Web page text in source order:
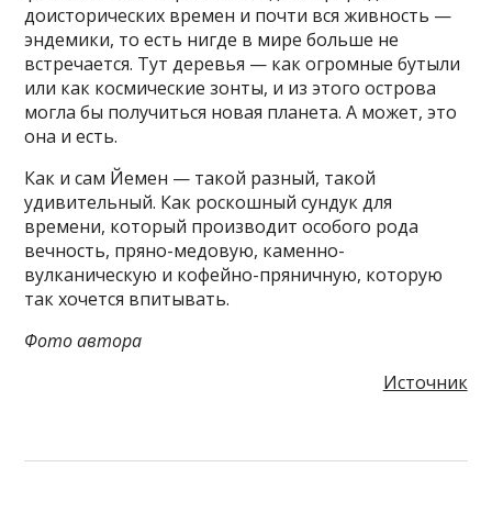
доисторических времен и почти вся живность —
эндемики, то есть нигде в мире больше не
встречается. Тут деревья — как огромные бутыли
или как космические зонты, и из этого острова
могла бы получиться новая планета. А может, это
она и есть.
Как и сам Йемен — такой разный, такой
удивительный. Как роскошный сундук для
времени, который производит особого рода
вечность, пряно-медовую, каменно-
вулканическую и кофейно-пряничную, которую
так хочется впитывать.
Фото автора
Источник